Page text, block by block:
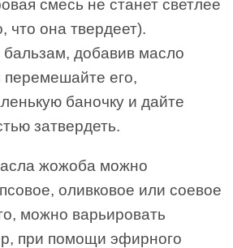
смесь не станет светлее
что она твердеет).
добавив масло
его,
баночку и дайте
затвердеть.
жожоба можно
оливковое или соевое
можно варьировать
при помощи эфирного